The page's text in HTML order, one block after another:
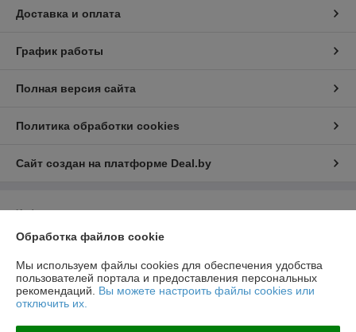
Доставка и оплата
График работы
Полная версия сайта
Политика обработки cookies
Сайт создан на платформе Deal.by
Информация для покупателя
Юридическое лицо:ООО "ВентДеталь"
Регистрационный номер ЕГР: 591032672
УНП: 591032672
Регистрационный орган: Гродненский городской исполнительный
Обработка файлов cookie
Мы используем файлы cookies для обеспечения удобства
пользователей портала и предоставления персональных
рекомендаций. Вы можете настроить файлы cookies или
отключить их.